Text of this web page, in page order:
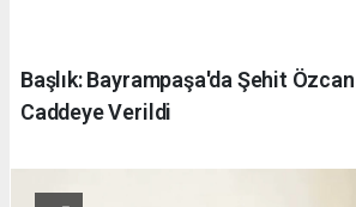
Başlık: Bayrampaşa'da Şehit
Caddeye Verildi